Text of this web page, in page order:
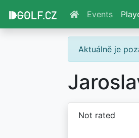
Events
Aktuálně je
Not rated